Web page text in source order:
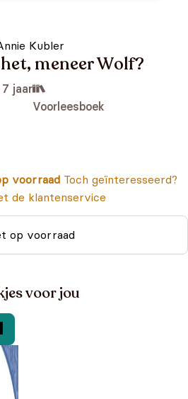
Kubler
meneer Wolf?
jaar
Voorleesboek
voorraad Toch geïnteresseerd?
de klantenservice
op voorraad
voor jou